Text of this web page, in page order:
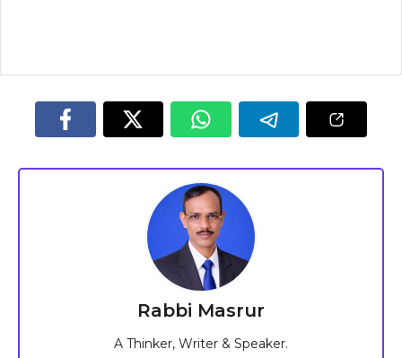
Rabbi Masrur
A Thinker, Writer & Speaker.